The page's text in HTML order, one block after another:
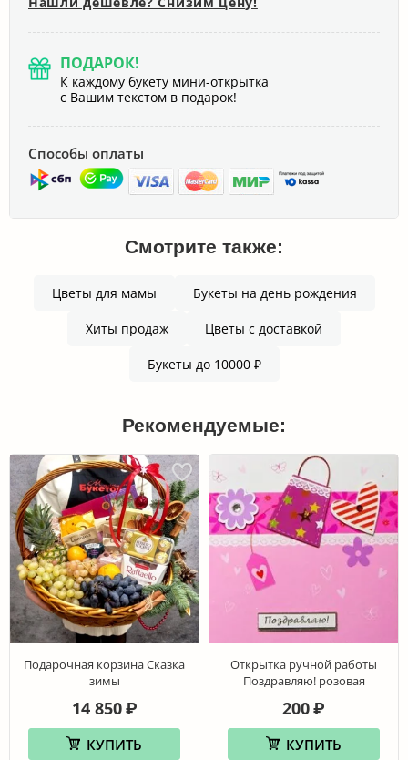
ПОДАРОК!
К каждому букету мини-открытка
с Вашим текстом в подарок!
Способы оплаты
Смотрите также:
Цветы для мамы Букеты на день рождения
Хиты продаж Цветы с доставкой
Букеты до 10000 ₽
Рекомендуемые:
Подарочная корзина Сказка
зимы
14 850 ₽
КУПИТЬ
Открытка ручной работы
Поздравляю! розовая
200₽
КУПИТЬ